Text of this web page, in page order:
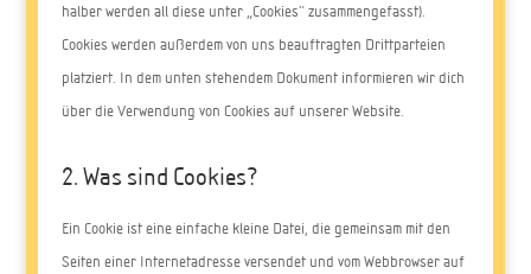
halber werden all diese unter „Cookies“ zusammengefasst).
Cookies werden außerdem von uns beauftragten Drittparteien
platziert. In dem unten stehendem Dokument informieren wir dich
über die Verwendung von Cookies auf unserer Website.
2. Was sind Cookies?
Ein Cookie ist eine einfache kleine Datei, die gemeinsam mit den
Seiten einer Internetadresse versendet und vom Webbrowser auf